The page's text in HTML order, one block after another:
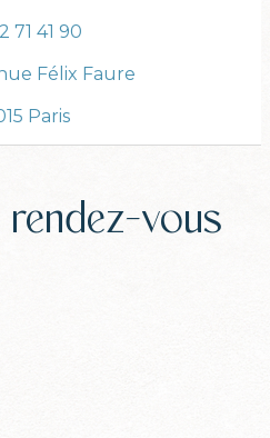
71 41 90
Félix Faure
Paris
vous